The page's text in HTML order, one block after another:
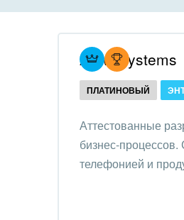
Внедрение КЭДО
Интеграция с 1С
Организация задач и
Внедрение Бизнес-
процессов
Atevi Systems
ПЛАТИНОВЫЙ
Аттестованные
бизнес-
телефонией и